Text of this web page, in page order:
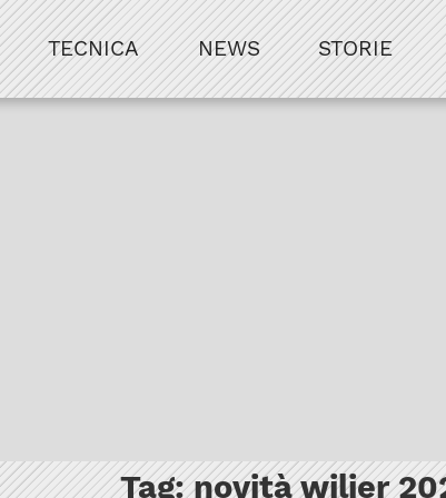
TECNICA NEWS STORIE
Tag:novità wilier